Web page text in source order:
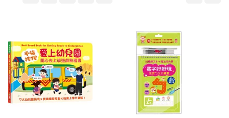
林治平(25)
福田宏(25) 衛生福利部(25)
世一文化(24) 劉國青(24)
江蘇人民出版社(103)
說頻文化(103)